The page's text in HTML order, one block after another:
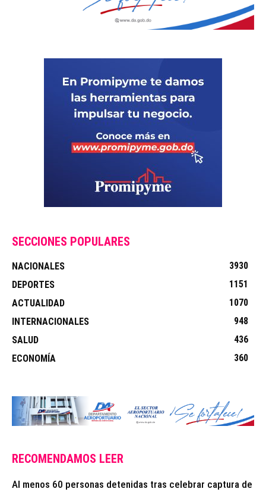
SECCIONES POPULARES
NACIONALES
3930
DEPORTES
1151
ACTUALIDAD
1070
INTERNACIONALES
948
SALUD
436
ECONOMÍA
360
RECOMENDAMOS LEER
Al menos 60 personas detenidas tras celebrar captura de